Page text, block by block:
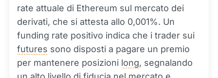
rate attuale di Ethereum sul mercato dei
derivati, che si attesta allo 0,001%. Un
funding rate positivo indica che i trader sui
futures sono disposti a pagare un premio
per mantenere posizioni long, segnalando